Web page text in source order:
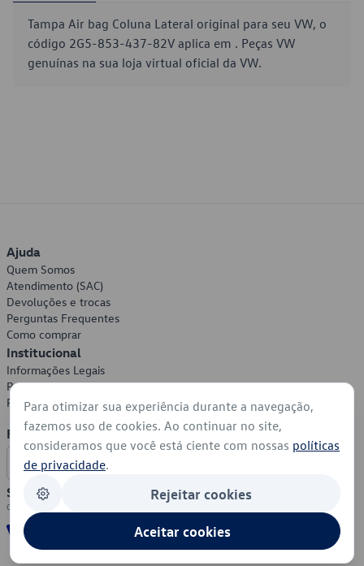
Tampa Air bag Coluna Lateral original para seu VW, o
código 2G5-853-437-82V aplica em . Peças VW
genuínas na sua loja virtual oficial da VW.
Ajuda
Quem Somos
Atendimento (SAC)
Devoluções e trocas
Perguntas Frequentes
Como comprar
Institucional
Informações Legais
Política de Privacidade
Política de Cookies
Formas de Pagamento
Segurança
Para otimizar sua experiência durante a navegação,
fazemos uso de cookies. Ao continuar no site,
consideramos que você está ciente com nossas políticas
de privacidade.
Rejeitar cookies
Aceitar cookies